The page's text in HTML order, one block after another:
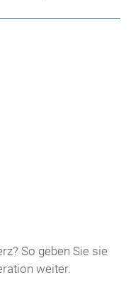
So geben Sie sie
weiter.